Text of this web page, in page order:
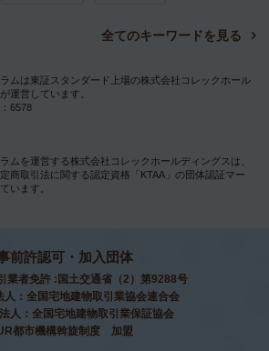
全てのキーワードを見る
ムは東証スタンダード上場の株式会社コレックホール
運営しています。
6578
ムを運営する株式会社コレックホールディングスは、
商取引法に関する認定資格「KTAA」の団体認証マー
います。
前許認可・加入団体
業者免許 :国土交通省（2）第9288号
人：全国宅地建物取引業協会連合会
人：全国宅地建物取引業保証協会
都市機構斡旋制度 加盟